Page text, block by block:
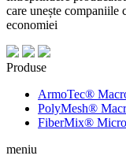
care unește companiile
economiei
Produse
ArmoTec®
PolyMesh®
FiberMix®
meniu